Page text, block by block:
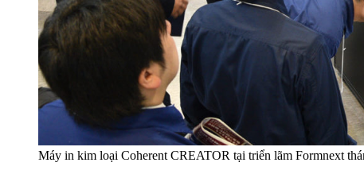
Máy in kim loại Coherent CREATOR tại triển lãm Formnext